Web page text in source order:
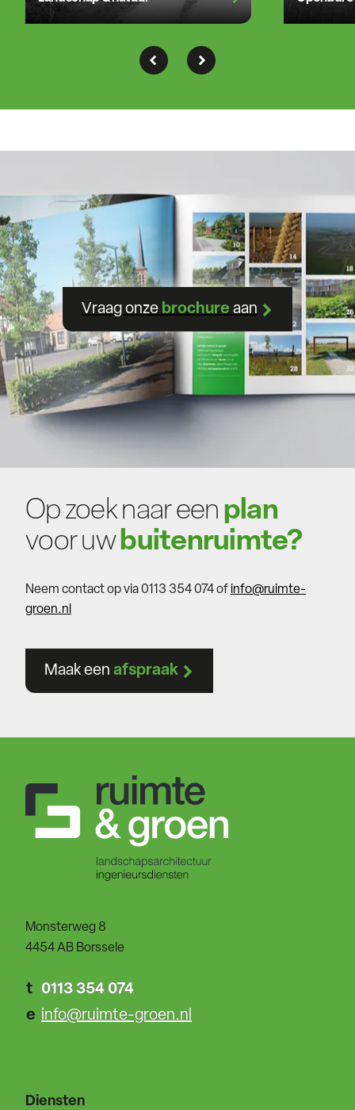
Vraag onze brochure aan
Op zoek naar een plan
voor uwbuitenruimte?
Neem contact op via 0113 354 074 of info@ruimte-
groen.nl
Maak een afspraak
Monsterweg 8
4454 AB Borssele
t 0113 354 074
e info@ruimte-groen.nl
Diensten